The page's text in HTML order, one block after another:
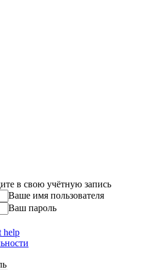
в свою учётную запись
Ваше имя пользователя
Ваш пароль
help